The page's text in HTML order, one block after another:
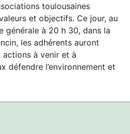
toulousaines
et objectifs. Ce jour, au
générale à 20 h 30, dans la
les adhérents auront
actions à venir et à
défendre l’environnement et